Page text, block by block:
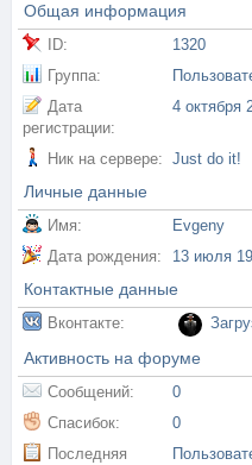
Общая информация
ID:
1320
Группа:
Дата
регистрации:
4 октября
Ник на сервере: Just dо it!
Личные данные
Имя:
Evgeny
Дата рождения:
13 июля
Контактные данные
Вконтакте:
Активность на форуме
Сообщений:
0
Спасибок:
0
Последняя